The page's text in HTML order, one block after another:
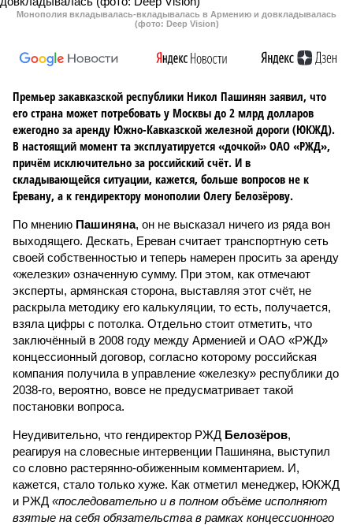
Монополия вкладывалась-вкладывалась в Армению и довкладывалась
(фото: Deep Vision)
Премьер закавказской республики Никол Пашинян заявил, что
его страна может потребовать у Москвы до 2 млрд долларов
ежегодно за аренду Южно-Кавказской железной дороги (ЮКЖД).
В настоящий момент та эксплуатируется «дочкой» ОАО «РЖД»,
причём исключительно за российский счёт. И в
складывающейся ситуации, кажется, больше вопросов не к
Еревану, а к гендиректору монополии Олегу Белозёрову.
По мнению Пашиняна, он не высказал ничего из ряда вон
выходящего. Дескать, Ереван считает транспортную сеть
своей собственностью и теперь намерен просить за аренду
«железки» означенную сумму. При этом, как отмечают
эксперты, армянская сторона, выставляя этот счёт, не
раскрыла методику его калькуляции, то есть, получается,
взяла цифры с потолка. Отдельно стоит отметить, что
заключённый в 2008 году между Арменией и ОАО «РЖД»
концессионный договор, согласно которому российская
компания получила в управление «железку» республики до
2038-го, вероятно, вовсе не предусматривает такой
постановки вопроса.
Неудивительно, что гендиректор РЖД Белозёров,
реагируя на словесные интервенции Пашиняна, выступил
со словно растерянно-обиженным комментарием. И,
кажется, стало только хуже. Как отметил менеджер, ЮКЖД
и РЖД «последовательно и в полном объёме исполняют
взятые на себя обязательства в рамках концессионного